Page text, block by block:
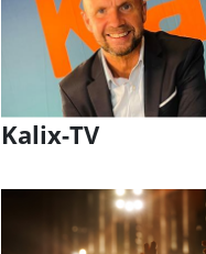
Kalix-TV